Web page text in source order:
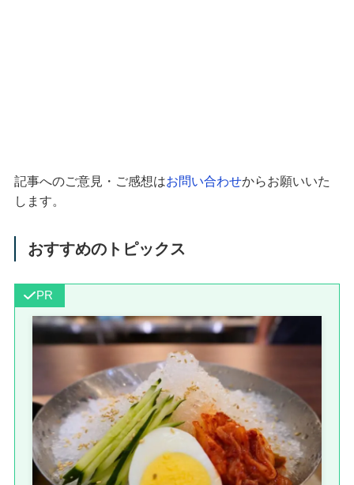
記事へのご意見・ご感想はお問い合わせからお願いいた
します。
おすすめのトピックス
PR